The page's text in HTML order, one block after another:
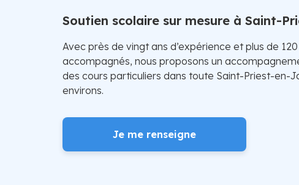
Soutien scolaire sur mesure à Saint-
Avec près de vingt ans d’expérience et plus de
accompagnés, nous proposons un
des cours particuliers dans toute Saint-Priest-en-
environs.
Je me renseigne